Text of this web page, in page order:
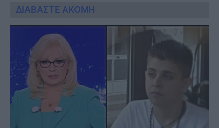
ΔΙΑΒΑΣΤΕ ΑΚΟΜΗ